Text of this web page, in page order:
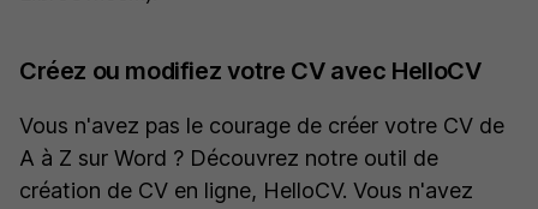
Créez ou modifiez votre CV avec HelloCV
Vous n'avez pas le courage de créer votre CV de
A à Z sur Word ? Découvrez notre outil de
création de CV en ligne, HelloCV. Vous n'avez